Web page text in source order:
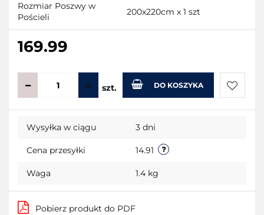
Rozmiar Poszwy w
Pościeli
200x220cm x 1 szt
169.99
szt. DO KOSZYKA
Do
Wysyłka w ciągu 3 dni
Cena przesyłki 14.91
Waga 1.4 kg
Pobierz produkt do PDF